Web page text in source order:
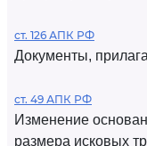
ст. 126 АПК РФ
Документы,
ст. 49 АПК РФ
Изменение
размера исковых